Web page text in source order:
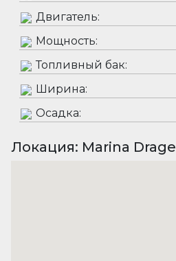
Двигатель:
Мощность:
Топливный бак:
Ширина:
Осадка:
Локация: Marina Drage